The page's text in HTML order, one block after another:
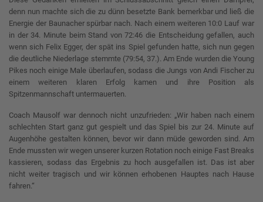
denn nun machte sich die zu dünn besetzte Bank bemerkbar und ließ die
Energie der Baunacher spürbar nach. Nach einem weiteren 10:0 Lauf war
in der 34. Minute beim Stand von 72:46 die Entscheidung gefallen, auch
wenn sich Felix Egger, der spät ins Spiel gefunden hatte, sich nun gegen
die deutliche Niederlage stemmte (79:54, 37.). Am Ende wurden die Young
Pikes noch einige Male überlaufen, sodass die Jungs von Andi Fischer zu
einem weiteren klaren Erfolg kamen und ihre Position als
Spitzenmannschaft untermauerten.
Coach Mausolf war dennoch nicht unzufrieden: „Wir haben nach einem
schlechten Start ganz gut gespielt und das Spiel bis zur 24. Minute auf
Augenhöhe gestalten können, bevor wir dann müde geworden sind. Am
Ende mussten wir wegen unserer kurzen Rotation noch einige Fast Breaks
kassieren, sodass das Ergebnis zu hoch ausgefallen ist. Das ist aber
nicht weiter tragisch und wir können erhobenen Hauptes nach Hause
fahren.“